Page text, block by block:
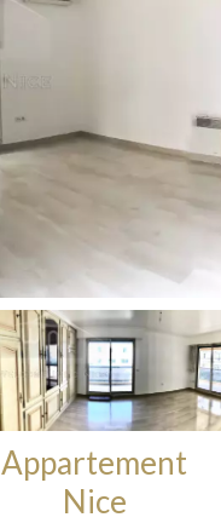
Appartement
Nice